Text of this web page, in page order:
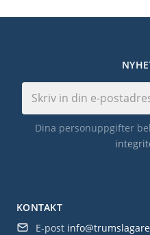
KONTAKT
E-post
Dina personuppgifter